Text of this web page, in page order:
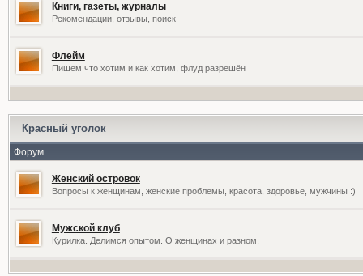
Книги, газеты, журналы
Рекомендации, отзывы, поиск
Флейм
Пишем что хотим и как хотим, флуд разрешён
Красный уголок
Форум
Женский островок
Вопросы к женщинам, женские проблемы, красота, здоровье, мужчины :)
Мужской клуб
Курилка. Делимся опытом. О женщинах и разном.